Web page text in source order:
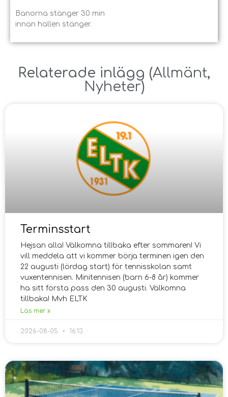
Banorna stänger 30 min
innan hallen stänger.
Relaterade inlägg ​(Allmänt,
Nyheter)
Terminsstart
Hejsan alla! Välkomna tillbaka efter sommaren! Vi
vill meddela att vi kommer börja terminen igen den
22 augusti (lördag start) för tennisskolan samt
vuxentennisen. Minitennisen (barn 6-8 år) kommer
ha sitt första pass den 30 augusti. Välkomna
tillbaka! Mvh ELTK
Läs mer »
2026-08-05 16:13